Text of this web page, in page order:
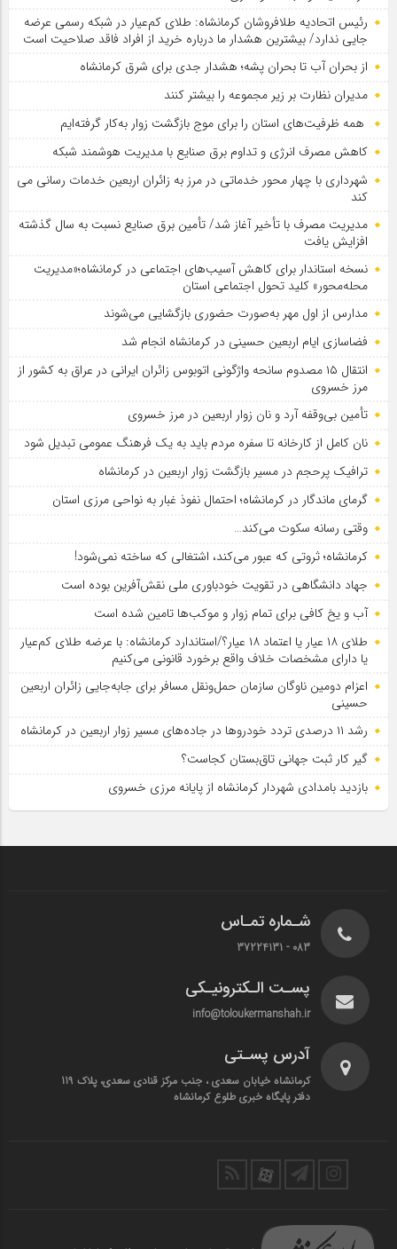
رئیس اتحادیه طلافروشان کرمانشاه: طلای کم‌عیار در شبکه رسمی عرضه
جایی ندارد/ بیشترین هشدار ما درباره خرید از افراد فاقد صلاحیت است
از بحران آب تا بحران پشه؛ هشدار جدی برای شرق کرمانشاه
مدیران نظارت بر زیر مجموعه را بیشتر کنند
همه ظرفیت‌های استان را برای موج بازگشت زوار به‌کار گرفته‌ایم
کاهش مصرف انرژی و تداوم برق صنایع با مدیریت هوشمند شبکه
شهرداری با چهار محور خدماتی در مرز به زائران اربعین خدمات رسانی می
کند
مدیریت مصرف با تأخیر آغاز شد/ تأمین برق صنایع نسبت به سال گذشته
افزایش یافت
نسخه استاندار برای کاهش آسیب‌های اجتماعی در کرمانشاه؛«مدیریت
محله‌محور» کلید تحول اجتماعی استان
مدارس از اول مهر به‌صورت حضوری بازگشایی می‌شوند
فضاسازی ایام اربعین حسینی در کرمانشاه انجام شد
انتقال ۱۵ مصدوم سانحه واژگونی اتوبوس زائران ایرانی در عراق به کشور از
مرز خسروی
تأمین بی‌وقفه آرد و نان زوار اربعین در مرز خسروی
نان کامل از کارخانه تا سفره مردم باید به یک فرهنگ عمومی تبدیل شود
ترافیک پرحجم در مسیر بازگشت زوار اربعین در کرمانشاه
گرمای ماندگار در کرمانشاه؛ احتمال نفوذ غبار به نواحی مرزی استان
وقتی رسانه سکوت می‌کند…
کرمانشاه؛ ثروتی که عبور می‌کند، اشتغالی که ساخته نمی‌شود!
جهاد دانشگاهی در تقویت خودباوری ملی نقش‌آفرین بوده است
آب و یخ کافی برای تمام زوار و موکب‌ها تامین شده است
طلای ۱۸ عیار یا اعتماد ۱۸ عیار؟/استاندارد کرمانشاه: با عرضه طلای کم‌عیار
یا دارای مشخصات خلاف واقع برخورد قانونی می‌کنیم
اعزام دومین ناوگان سازمان حمل‌ونقل مسافر برای جابه‌جایی زائران اربعین
حسینی
رشد ۱۱ درصدی تردد خودروها در جاده‌های مسیر زوار اربعین در کرمانشاه
گیر کار ثبت جهانی تاق‌بستان کجاست؟
بازدید بامدادی شهردار کرمانشاه از پایانه مرزی خسروی
شـماره تمـاس
083 - 37224131
پسـت الـکترونیـکی
info@toloukermanshah.ir
آدرس پسـتی
کرمانشاه خیابان سعدی ، جنب مرکز قنادی سعدی، پلاک 119
دفتر پایگاه خبری طلوع کرمانشاه